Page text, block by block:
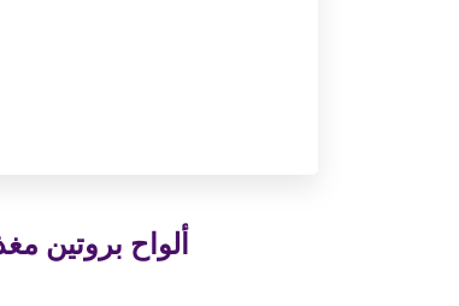
ألواح بروتين